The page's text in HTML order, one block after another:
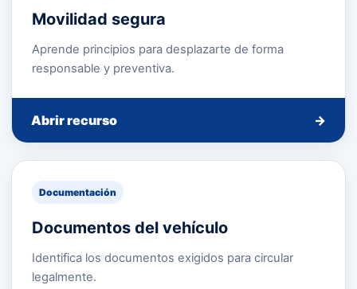
Movilidad segura
Aprende principios para desplazarte de forma
responsable y preventiva.
Abrir recurso →
Documentación
Documentos del vehículo
Identifica los documentos exigidos para circular
legalmente.